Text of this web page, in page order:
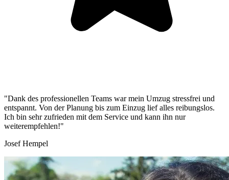
"Dank des professionellen Teams war mein Umzug stressfrei und
entspannt. Von der Planung bis zum Einzug lief alles reibungslos.
Ich bin sehr zufrieden mit dem Service und kann ihn nur
weiterempfehlen!"
Josef Hempel